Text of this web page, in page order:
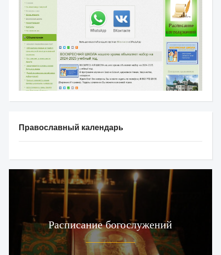
Православный календарь
Расписание богослужений